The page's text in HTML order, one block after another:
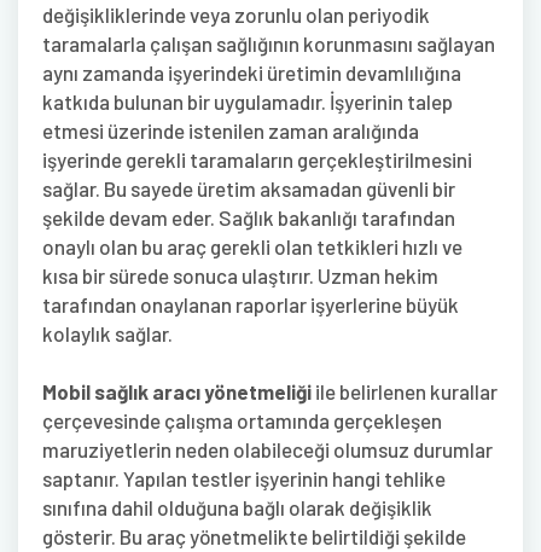
değişikliklerinde veya zorunlu olan periyodik
taramalarla çalışan sağlığının korunmasını sağlayan
aynı zamanda işyerindeki üretimin devamlılığına
katkıda bulunan bir uygulamadır. İşyerinin talep
etmesi üzerinde istenilen zaman aralığında
işyerinde gerekli taramaların gerçekleştirilmesini
sağlar. Bu sayede üretim aksamadan güvenli bir
şekilde devam eder. Sağlık bakanlığı tarafından
onaylı olan bu araç gerekli olan tetkikleri hızlı ve
kısa bir sürede sonuca ulaştırır. Uzman hekim
tarafından onaylanan raporlar işyerlerine büyük
kolaylık sağlar.
Mobil sağlık aracı yönetmeliği ile belirlenen kurallar
çerçevesinde çalışma ortamında gerçekleşen
maruziyetlerin neden olabileceği olumsuz durumlar
saptanır. Yapılan testler işyerinin hangi tehlike
sınıfına dahil olduğuna bağlı olarak değişiklik
gösterir. Bu araç yönetmelikte belirtildiği şekilde